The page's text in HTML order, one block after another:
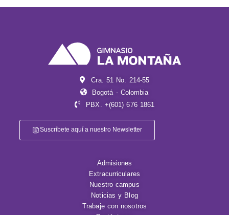
Cra. 51 No. 214-55
Bogotá - Colombia
PBX. +(601) 676 1861
Suscríbete aquí a nuestro Newsletter
Admisiones
Extracurriculares
Nuestro campus
Noticias y Blog
Trabaje con nosotros